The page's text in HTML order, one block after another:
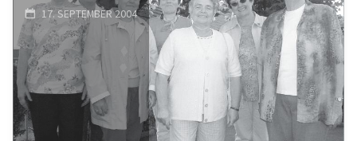
Kalender
verewigt"
17. SEPTEMBER 2004